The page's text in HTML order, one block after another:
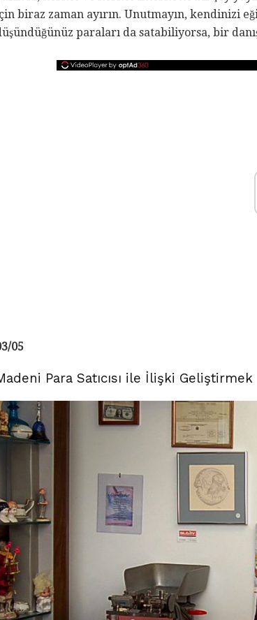
biraz zaman ayırın. Unutmayın, kendinizi
paraları da satabiliyorsa, bir
05
Para Satıcısı ile İlişki Geliştirmek